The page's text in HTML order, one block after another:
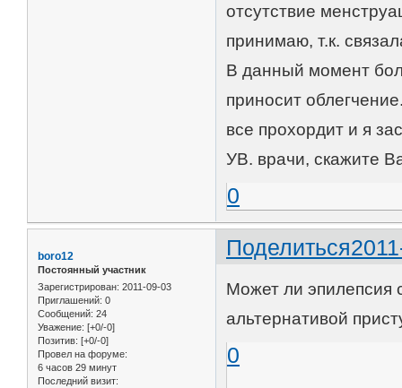
отсутствие
принимаю, т.к.
В данный момент
приносит
все прохордит и я
УВ. врачи, скажите
0
Поделиться
boro12
Постоянный участник
Зарегистрирован: 2011-09-03
Приглашений: 0
Сообщений: 24
Уважение: [+0/-0]
Позитив: [+0/-0]
Провел на форуме:
6 часов 29 минут
Последний визит:
Может ли
альтернативой
0